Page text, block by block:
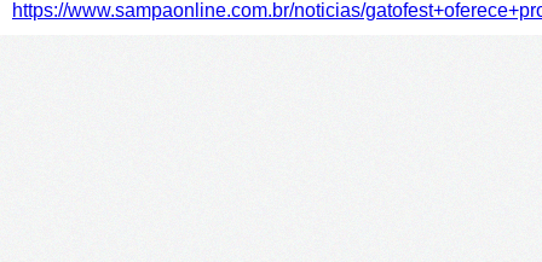
https://www.sampaonline.com.br/noticias/